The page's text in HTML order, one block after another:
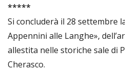
*****
Si concluderà il 28 settembre
Appennini alle Langhe»,
allestita nelle storiche sale di
Cherasco.